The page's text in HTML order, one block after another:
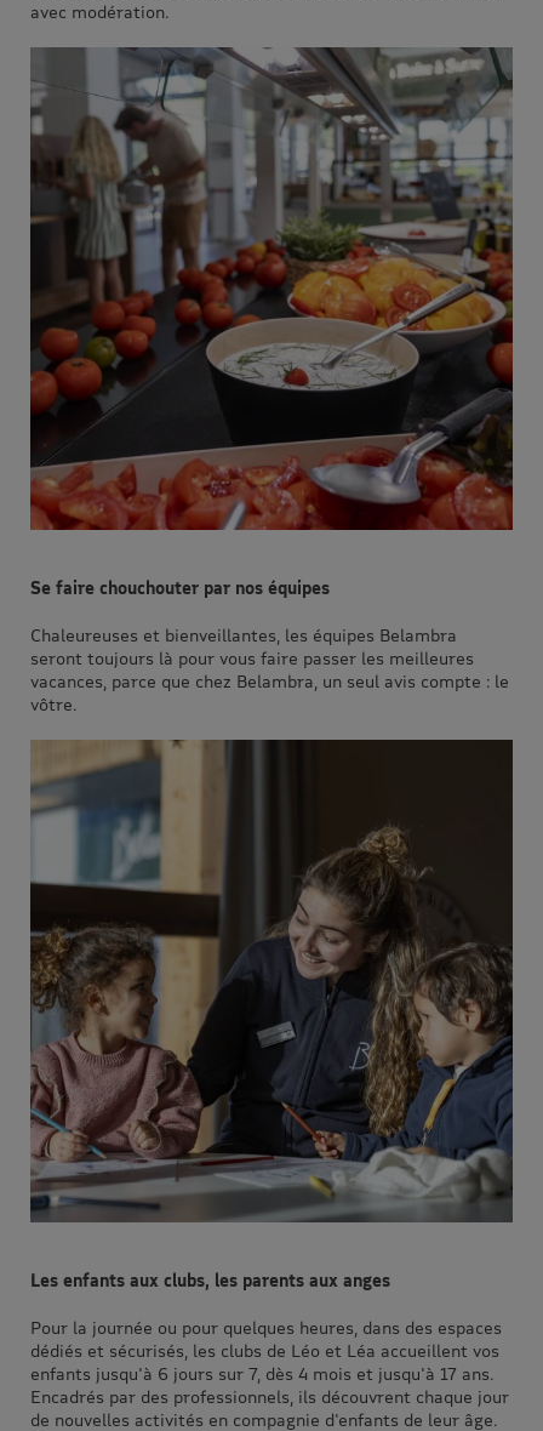
avec modération.
Se faire chouchouter par nos équipes
Chaleureuses et bienveillantes, les équipes Belambra
seront toujours là pour vous faire passer les meilleures
vacances, parce que chez Belambra, un seul avis compte : le
vôtre.
Les enfants aux clubs, les parents aux anges
Pour la journée ou pour quelques heures, dans des espaces
dédiés et sécurisés, les clubs de Léo et Léa accueillent vos
enfants jusqu'à 6 jours sur 7, dès 4 mois et jusqu'à 17 ans.
Encadrés par des professionnels, ils découvrent chaque jour
de nouvelles activités en compagnie d'enfants de leur âge.